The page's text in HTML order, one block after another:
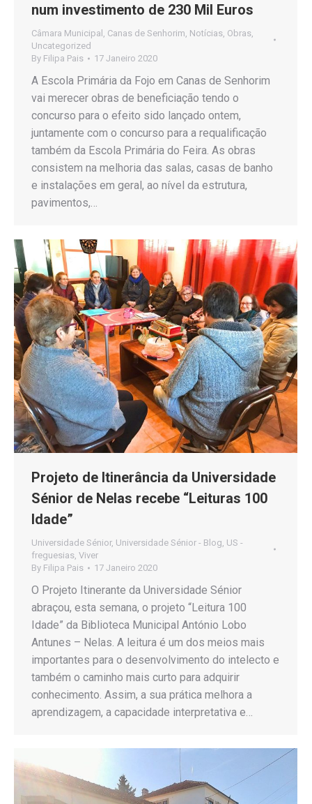
num investimento de 230 Mil Euros
Câmara Municipal Canas de Senhorim Notícias Obras
Uncategorized
By Filipa Pais 17 Janeiro 2020
A Escola Primária da Fojo em Canas de Senhorim
vai merecer obras de beneficiação tendo o
concurso para o efeito sido lançado ontem,
juntamente com o concurso para a requalificação
também da Escola Primária do Feira. As obras
consistem na melhoria das salas, casas de banho
e instalações em geral, ao nível da estrutura,
pavimentos,…
Projeto de Itinerância da Universidade
Sénior de Nelas recebe “Leituras 100
Idade”
Universidade Sénior, Universidade Sénior - Blog US -
freguesias Viver
By Filipa Pais 17 Janeiro 2020
O Projeto Itinerante da Universidade Sénior
abraçou, esta semana, o projeto “Leitura 100
Idade” da Biblioteca Municipal António Lobo
Antunes – Nelas. A leitura é um dos meios mais
importantes para o desenvolvimento do intelecto e
também o caminho mais curto para adquirir
conhecimento. Assim, a sua prática melhora a
aprendizagem, a capacidade interpretativa e…